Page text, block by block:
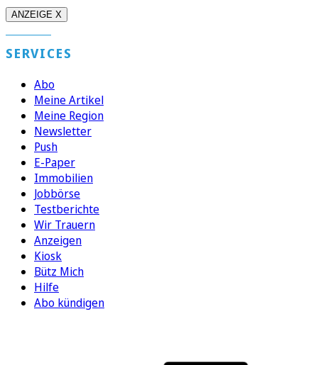
ANZEIGE X
SERVICES
Abo
Meine Artikel
Meine Region
Newsletter
Push
E-Paper
Immobilien
Jobbörse
Testberichte
Wir Trauern
Anzeigen
Kiosk
Bütz Mich
Hilfe
Abo kündigen